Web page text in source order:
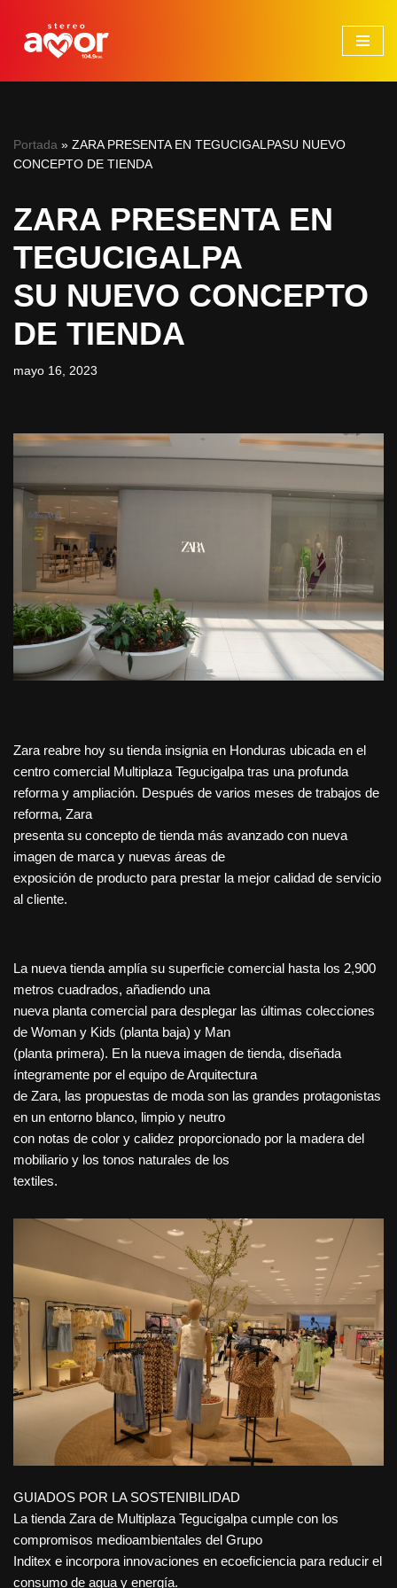
Saltar
Portada » ZARA PRESENTA EN TEGUCIGALPASU NUEVO
CONCEPTO DE TIENDA
ZARA PRESENTA EN
TEGUCIGALPA
SU NUEVO CONCEPTO
DE TIENDA
mayo 16, 2023
Zara reabre hoy su tienda insignia en Honduras ubicada en el
centro comercial Multiplaza Tegucigalpa tras una profunda
reforma y ampliación. Después de varios meses de trabajos de
reforma, Zara
presenta su concepto de tienda más avanzado con nueva
imagen de marca y nuevas áreas de
exposición de producto para prestar la mejor calidad de servicio
al cliente.
La nueva tienda amplía su superficie comercial hasta los 2,900
metros cuadrados, añadiendo una
nueva planta comercial para desplegar las últimas colecciones
de Woman y Kids (planta baja) y Man
(planta primera). En la nueva imagen de tienda, diseñada
íntegramente por el equipo de Arquitectura
de Zara, las propuestas de moda son las grandes protagonistas
en un entorno blanco, limpio y neutro
con notas de color y calidez proporcionado por la madera del
mobiliario y los tonos naturales de los
textiles.
GUIADOS POR LA SOSTENIBILIDAD
La tienda Zara de Multiplaza Tegucigalpa cumple con los
compromisos medioambientales del Grupo
Inditex e incorpora innovaciones en ecoeficiencia para reducir el
consumo de agua y energía.